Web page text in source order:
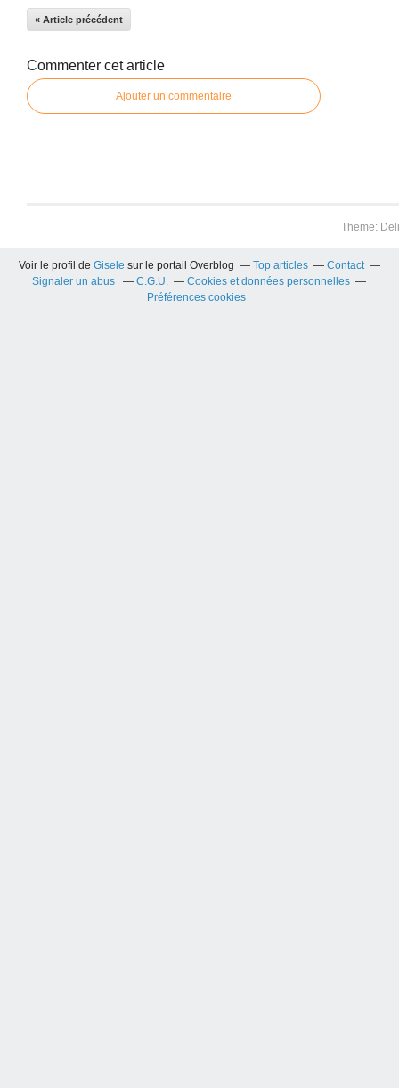
« Article précédent
Commenter cet article
Ajouter un commentaire
Theme:
Voir le profil de Gisele sur le portail Overblog Top articles
Contact
Signaler un abus
C.G.U.
Cookies et données personnelles
Préférences cookies